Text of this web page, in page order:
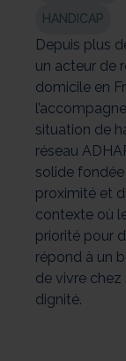
HANDICAP
Depuis plus
un acteur de
domicile en
situation de
réseau
solide
proximité et
contexte où
priorité pour
répond à un
de vivre
dignité.